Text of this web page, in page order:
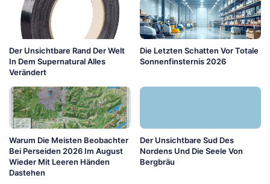
Der Unsichtbare Rand Der Welt
In Dem Supernatural Alles
Verändert
Die Letzten Schatten Vor Totale
Sonnenfinsternis 2026
Warum Die Meisten Beobachter
Bei Perseiden 2026 Im August
Wieder Mit Leeren Händen
Dastehen
Der Unsichtbare Sud Des
Nordens Und Die Seele Von
Bergbräu